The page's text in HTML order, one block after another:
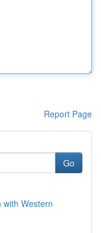
Report Page
Go
Western